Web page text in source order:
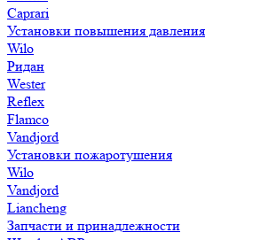
Caprari
Установки повышения давления
Wilo
Ридан
Wester
Reflex
Flamco
Vandjord
Установки пожаротушения
Wilo
Vandjord
Liancheng
Запчасти и принадлежности